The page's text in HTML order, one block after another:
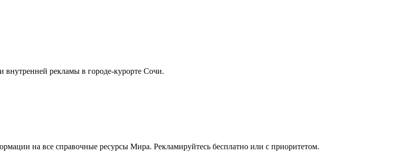
внутренней рекламы в городе-курорте Сочи.
на все справочные ресурсы Мира. Рекламируйтесь бесплатно или с приоритетом.